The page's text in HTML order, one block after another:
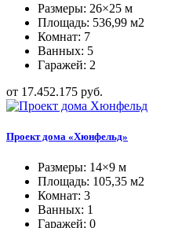
Размеры: 26×25 м
Площадь: 536,99 м2
Комнат: 7
Ванных: 5
Гаражей: 2
от 17.452.175 руб.
Проект дома «Хюнфельд»
Размеры: 14×9 м
Площадь: 105,35 м2
Комнат: 3
Ванных: 1
Гаражей: 0